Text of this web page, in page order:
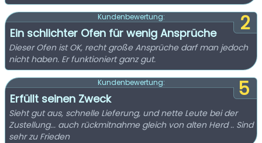
2
Kundenbewertung:
Ein schlichter Ofen für wenig Ansprüche
Dieser Ofen ist OK, recht große Ansprüche darf man jedoch
nicht haben. Er funktioniert ganz gut.
5
Kundenbewertung:
Erfüllt seinen Zweck
Sieht gut aus, schnelle Lieferung, und nette Leute bei der
Zustellung... auch rückmitnahme gleich von alten Herd .. Sind
sehr zu Frieden